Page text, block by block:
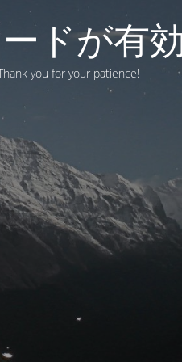
ドが有
you for your patience!